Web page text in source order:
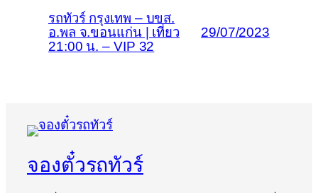
รถทัวร์ กรุงเทพ – บขส.
อ.พล จ.ขอนแก่น | เที่ยว
21:00 น. – VIP 32
29/07/2023
จองตั๋วรถทัวร์